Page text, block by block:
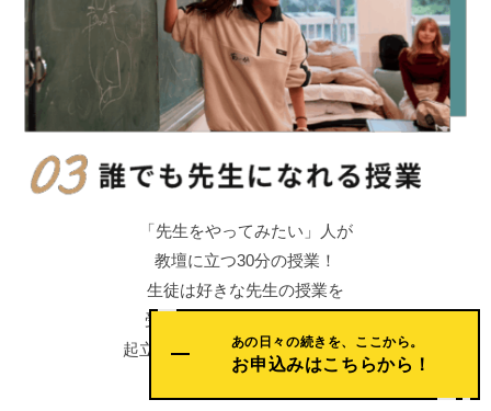
あの日々の続きを、ここから。
お申込みはこちらから！
「先生をやってみたい」人が
教壇に立つ30分の授業！
生徒は好きな先生の授業を
受けにいくことができます.
起立！礼！の先に何が起こるかは
すべて先生役次第！